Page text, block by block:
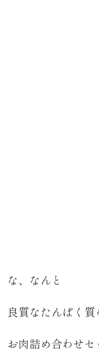
な、なんと
良質なたんぱく質
お肉詰め合わせセ